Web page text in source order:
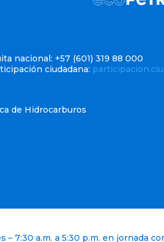
nacional: +57 (601) 319 88 000
ciudadana:
de Hidrocarburos
– 7:30 a.m. a 5:30 p.m. en jornada